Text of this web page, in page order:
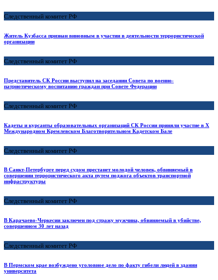
Следственный комитет РФ
Житель Кузбасса признан виновным в участии в деятельности террористической
организации
Следственный комитет РФ
Представитель СК России выступил на заседании Совета по военно-
патриотическому воспитанию граждан при Совете Федерации
Следственный комитет РФ
Кадеты и курсанты образовательных организаций СК России приняли участие в X
Международном Кремлевском Благотворительном Кадетском Бале
Следственный комитет РФ
В Санкт-Петербурге перед судом престанет молодой человек, обвиняемый в
совершении террористического акта путем поджога объектов транспортной
инфраструктуры
Следственный комитет РФ
В Карачаево-Черкесии заключен под стражу мужчина, обвиняемый в убийстве,
совершенном 30 лет назад
Следственный комитет РФ
В Пермском крае возбуждено уголовное дело по факту гибели людей в здании
университета